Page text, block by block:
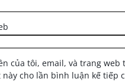
của tôi, email, và trang web
này cho lần bình luận kế tiếp